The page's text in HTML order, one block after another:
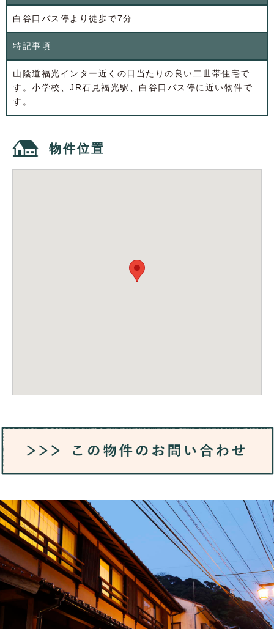
白谷口バス停より徒歩で7分
特記事項
山陰道福光インター近くの日当たりの良い二世帯住宅で
す。小学校、JR石見福光駅、白谷口バス停に近い物件で
す。
物件位置